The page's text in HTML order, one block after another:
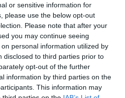
or sensitive information for
please use the below opt-out
Please note that after your
you may continue seeing
personal information utilized by
disclosed to third parties prior to
opt-out of the further
information by third parties on the
This information may